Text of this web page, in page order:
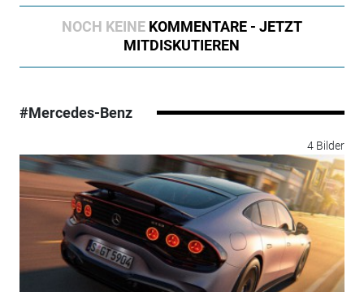
NOCH KEINE KOMMENTARE - JETZT
MITDISKUTIEREN
#Mercedes-Benz
4 Bilder